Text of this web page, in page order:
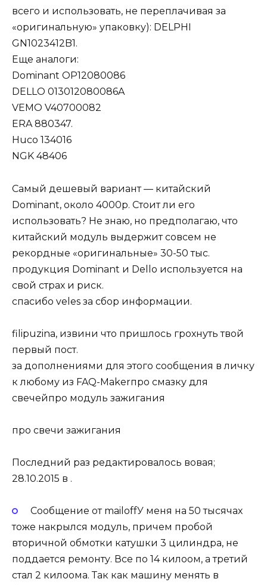
всего и использовать, не переплачивая за
«оригинальную» упаковку): DELPHI
GN1023412B1.
Еще аналоги:
Dominant OP12080086
DELLO 013012080086A
VEMO V40700082
ERA 880347.
Huco 134016
NGK 48406
Самый дешевый вариант — китайский
Dominant, около 4000р. Стоит ли его
использовать? Не знаю, но предполагаю, что
китайский модуль выдержит совсем не
рекордные «оригинальные» 30-50 тыс.
продукция Dominant и Dello используется на
свой страх и риск.
спасибо veles за сбор информации.
filipuzina, извини что пришлось грохнуть твой
первый пост.
за дополнениями для этого сообщения в личку
к любому из FAQ-Makerпро смазку для
свечейпро модуль зажигания
про свечи зажигания
Последний раз редактировалось вовая;
28.10.2015 в .
Сообщение от mailoffУ меня на 50 тысячах
тоже накрылся модуль, причем пробой
вторичной обмотки катушки 3 цилиндра, не
поддается ремонту. Все по 14 килоом, а третий
стал 2 килоома. Так как машину менять в